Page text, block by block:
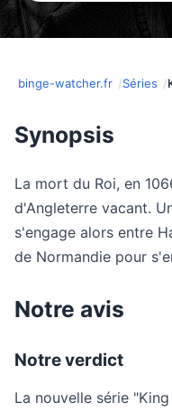
binge-watcher.fr Séries
Synopsis
La mort du Roi, en
d'Angleterre vacant.
s'engage alors entre
de Normandie pour
Notre avis
Notre verdict
La nouvelle série